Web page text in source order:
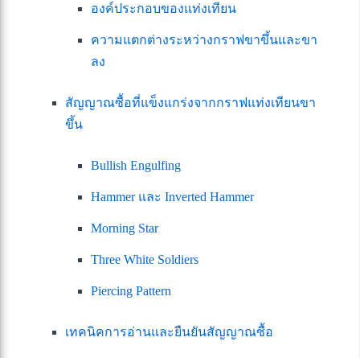
องค์ประกอบของแท่งเทียน
ความแตกต่างระหว่างกราฟขาขึ้นและขา
ลง
สัญญาณซื้อที่แข็งแกร่งจากกราฟแท่งเทียนขา
ขึ้น
Bullish Engulfing
Hammer และ Inverted Hammer
Morning Star
Three White Soldiers
Piercing Pattern
เทคนิคการอ่านและยืนยันสัญญาณซื้อ